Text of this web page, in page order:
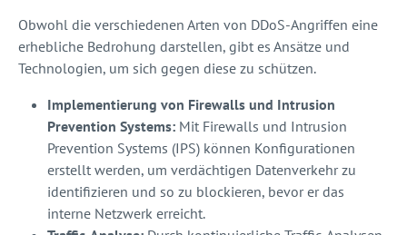
Obwohl die verschiedenen Arten von DDoS-Angriffen eine
erhebliche Bedrohung darstellen, gibt es Ansätze und
Technologien, um sich gegen diese zu schützen.
Implementierung von Firewalls und Intrusion
Prevention Systems: Mit Firewalls und Intrusion
Prevention Systems (IPS) können Konfigurationen
erstellt werden, um verdächtigen Datenverkehr zu
identifizieren und so zu blockieren, bevor er das
interne Netzwerk erreicht.